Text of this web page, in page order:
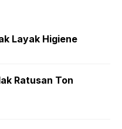
Layak Higiene
Ratusan Ton